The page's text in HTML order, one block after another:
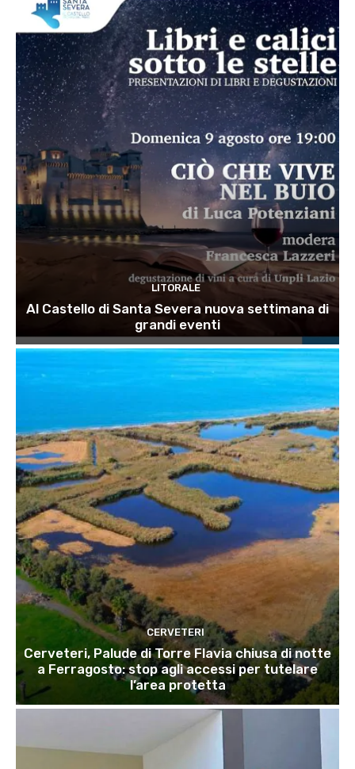
LITORALE
Al Castello di Santa Severa nuova settimana di
grandi eventi
CERVETERI
Cerveteri, Palude di Torre Flavia chiusa di notte
a Ferragosto: stop agli accessi per tutelare
l’area protetta